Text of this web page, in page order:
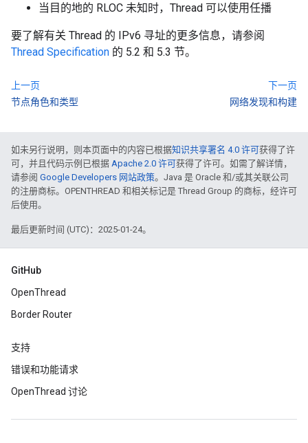
当目的地的 RLOC 未知时，Thread 可以使用任播
要了解有关 Thread 的 IPv6 寻址的更多信息，请参阅
Thread Specification 的 5.2 和 5.3 节。
上一页
节点角色和类型
下一页
网络发现和构建
如未另行说明，则本页面中的内容已根据知识共享署名 4.0 许可获得了许
可，并且代码示例已根据 Apache 2.0 许可获得了许可。如需了解详情，
请参阅 Google Developers 网站政策。Java 是 Oracle 和/或其关联公司
的注册商标。OPENTHREAD 和相关标记是 Thread Group 的商标，经许可
后使用。
最后更新时间 (UTC)：2025-01-24。
GitHub
OpenThread
Border Router
支持
错误和功能请求
OpenThread 讨论